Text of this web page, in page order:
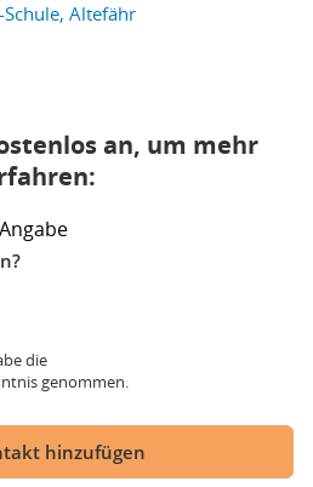
Altefähr
an, um mehr
die
genommen.
hinzufügen